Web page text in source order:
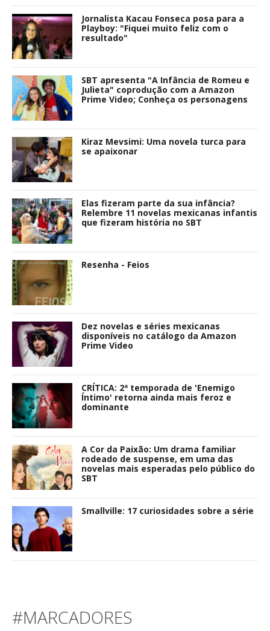
Jornalista Kacau Fonseca posa para a
Playboy: "Fiquei muito feliz com o
resultado"
SBT apresenta "A Infância de Romeu e
Julieta" coprodução com a Amazon
Prime Video; Conheça os personagens
Kiraz Mevsimi: Uma novela turca para
se apaixonar
Elas fizeram parte da sua infância?
Relembre 11 novelas mexicanas infantis
que fizeram história no SBT
Resenha - Feios
Dez novelas e séries mexicanas
disponíveis no catálogo da Amazon
Prime Video
CRÍTICA: 2ª temporada de 'Enemigo
Íntimo' retorna ainda mais feroz e
dominante
A Cor da Paixão: Um drama familiar
rodeado de suspense, em uma das
novelas mais esperadas pelo público do
SBT
Smallville: 17 curiosidades sobre a série
#MARCADORES